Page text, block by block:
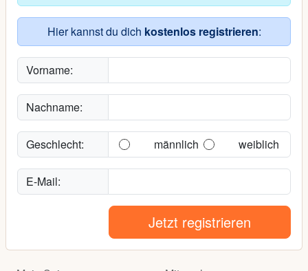
Hier kannst du dich kostenlos registrieren:
Vorname:
Nachname:
Geschlecht: männlich weiblich
E-Mail:
Jetzt registrieren